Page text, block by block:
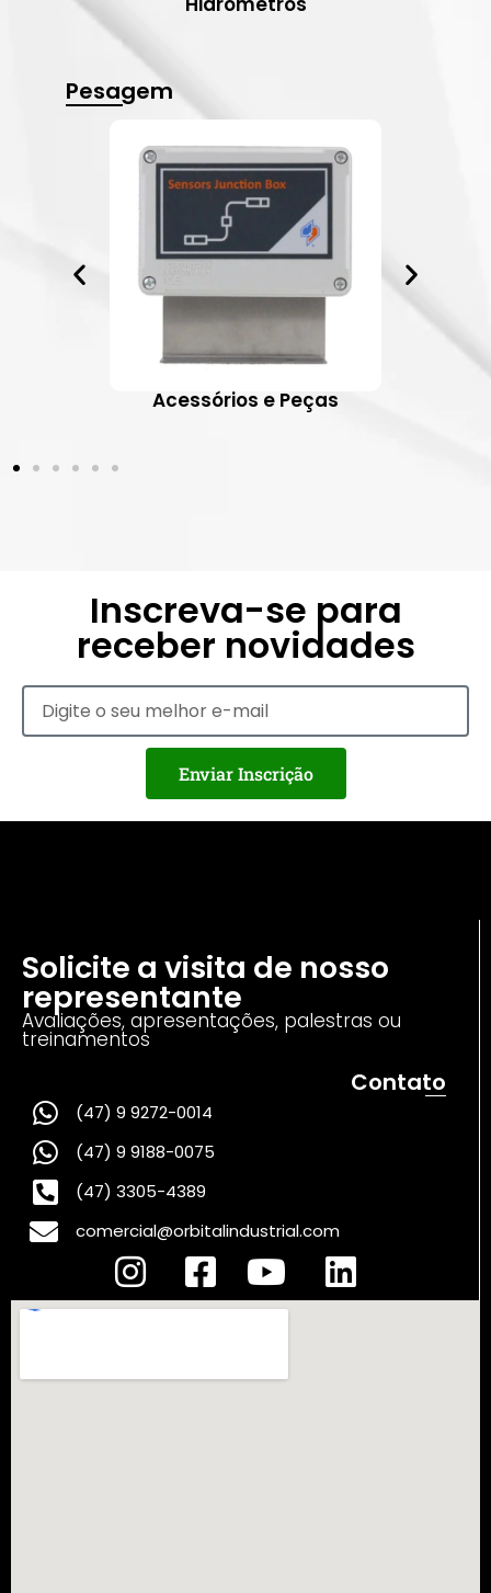
Pesagem
Acessórios e Peças
Inscreva-se para
receber novidades
Enviar Inscrição
Solicite a visita de nosso
representante
Avaliações, apresentações, palestras ou
treinamentos
Contato
(47) 9 9272-0014
(47) 9 9188-0075
(47) 3305-4389
comercial@orbitalindustrial.com